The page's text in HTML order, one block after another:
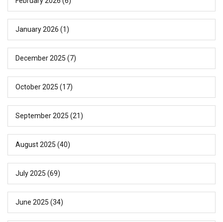
January 2026 (1)
December 2025 (7)
October 2025 (17)
September 2025 (21)
August 2025 (40)
July 2025 (69)
June 2025 (34)